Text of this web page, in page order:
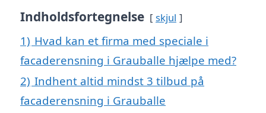
Indholdsfortegnelse skjul
1) Hvad kan et firma med speciale i
facaderensning i Grauballe hjælpe med?
2) Indhent altid mindst 3 tilbud på
facaderensning i Grauballe